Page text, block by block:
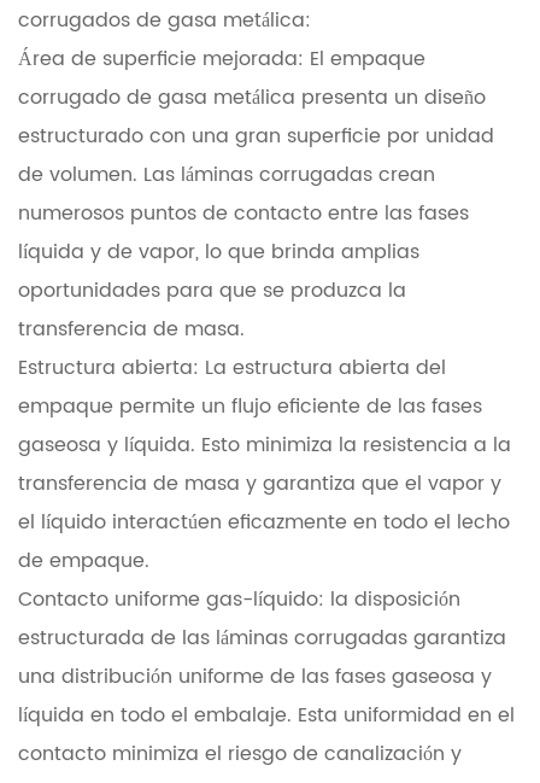
corrugados de gasa metálica:
Área de superficie mejorada: El empaque
corrugado de gasa metálica presenta un diseño
estructurado con una gran superficie por unidad
de volumen. Las láminas corrugadas crean
numerosos puntos de contacto entre las fases
líquida y de vapor, lo que brinda amplias
oportunidades para que se produzca la
transferencia de masa.
Estructura abierta: La estructura abierta del
empaque permite un flujo eficiente de las fases
gaseosa y líquida. Esto minimiza la resistencia a la
transferencia de masa y garantiza que el vapor y
el líquido interactúen eficazmente en todo el lecho
de empaque.
Contacto uniforme gas-líquido: la disposición
estructurada de las láminas corrugadas garantiza
una distribución uniforme de las fases gaseosa y
líquida en todo el embalaje. Esta uniformidad en el
contacto minimiza el riesgo de canalización y